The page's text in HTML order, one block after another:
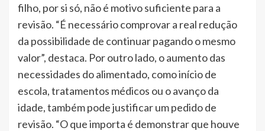
filho, por si só, não é motivo suficiente para a
revisão. “É necessário comprovar a real redução
da possibilidade de continuar pagando o mesmo
valor”, destaca. Por outro lado, o aumento das
necessidades do alimentado, como início de
escola, tratamentos médicos ou o avanço da
idade, também pode justificar um pedido de
revisão. “O que importa é demonstrar que houve